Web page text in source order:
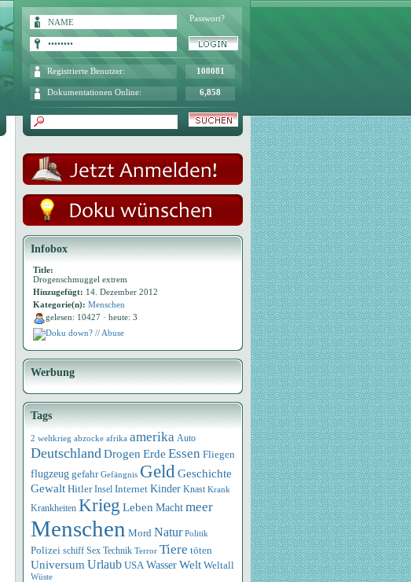
Passwort?
Registrierte Benutzer: 108081
Dokumentationen Online: 6,858
Infobox
Title:
Drogenschmuggel extrem
Hinzugefügt: 14. Dezember 2012
Kategorie(n): Menschen
gelesen: 10427 · heute: 3
Doku down? // Abuse
Werbung
Tags
2 weltkrieg abzocke afrika amerika Auto
DeutschlandDrogen Erde Essen Fliegen
flugzeug gefahr Gefängnis GeldGeschichte
Gewalt Hitler Insel Internet Kinder Knast Krank
Krankheiten Krieg Leben Macht meer
Menschen Mord Natur Politik
Polizei schiff Sex Technik Terror Tiere töten
Universum Urlaub USA WasserWelt Weltall
Wüste